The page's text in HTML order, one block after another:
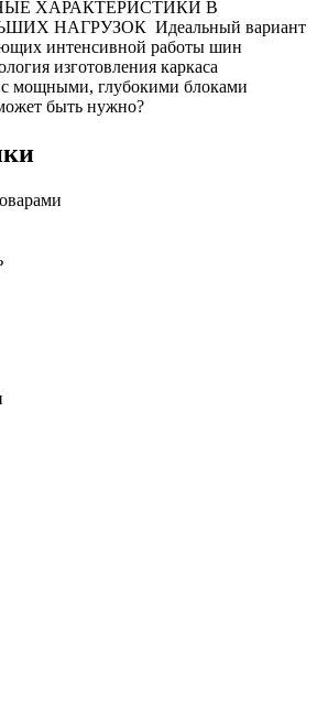
ХАРАКТЕРИСТИКИ В
НАГРУЗОК Идеальный вариант
интенсивной работы шин
изготовления каркаса
с мощными, глубокими блоками
быть нужно?